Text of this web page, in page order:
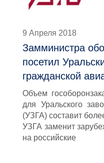
9 Апреля 2018
Замминистра
посетил
гражданской
Объем
для Уральского
(УЗГА) составит
УЗГА заменит
на российские